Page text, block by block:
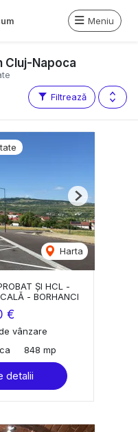
Meniu
Cluj-Napoca
Filtrează
Harta
Next
ȘI HCL -
- BORHANCI
€
vânzare
848 mp
detalii